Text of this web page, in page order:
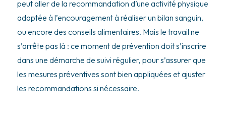
peut aller de la recommandation d’une activité physique
adaptée à l’encouragement à réaliser un bilan sanguin,
ou encore des conseils alimentaires. Mais le travail ne
s’arrête pas là : ce moment de prévention doit s’inscrire
dans une démarche de suivi régulier, pour s’assurer que
les mesures préventives sont bien appliquées et ajuster
les recommandations si nécessaire.